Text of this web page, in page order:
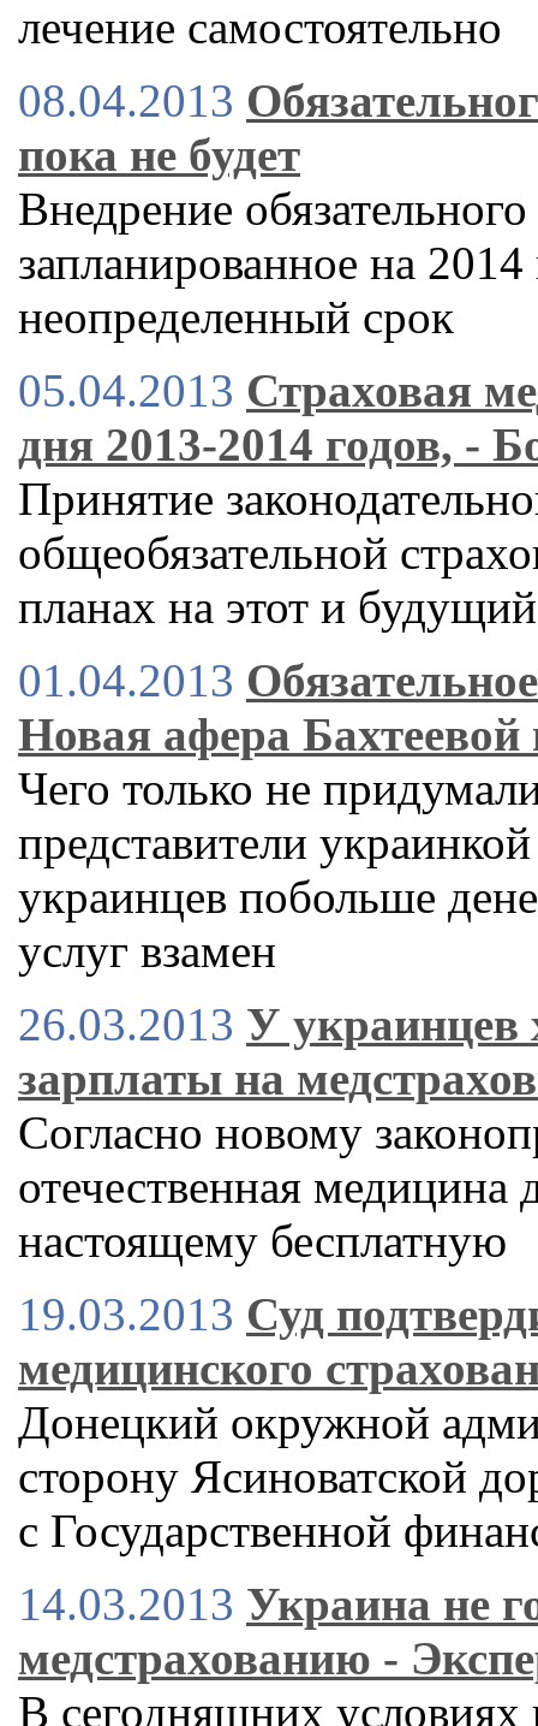
лечение самостоятельно
08.04.2013
пока не будет
Внедрение
запланированное на
неопределенный срок
05.04.2013 Страховая
дня 2013-2014 годов, -
Принятие
общеобязательной
планах на этот и
01.04.2013
Новая афера Бахтеевой
Чего только не
представители
украинцев побольше
услуг взамен
26.03.2013 У украинцев
зарплаты на
Согласно новому
отечественная медицина
настоящему бесплатную
19.03.2013 Суд
медицинского
Донецкий окружной
сторону Ясиноватской
с Государственной
14.03.2013 Украина не
медстрахованию -
В сегодняшних условиях